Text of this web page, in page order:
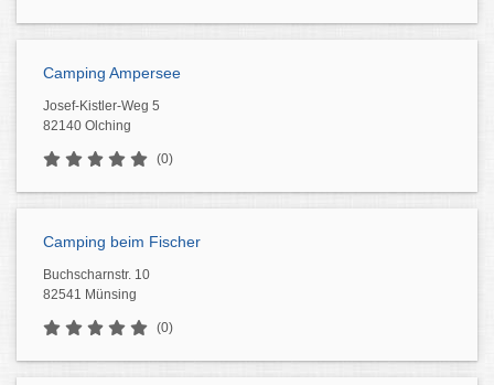
Camping Ampersee
Josef-Kistler-Weg 5
82140 Olching
(0)
Camping beim Fischer
Buchscharnstr. 10
82541 Münsing
(0)